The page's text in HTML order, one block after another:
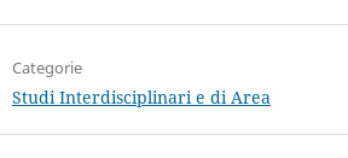
Categorie
Studi Interdisciplinari e di Area